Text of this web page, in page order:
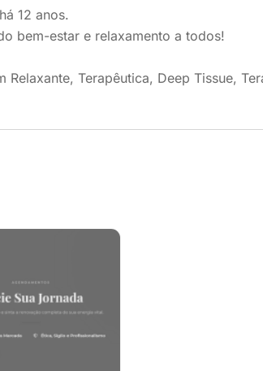
12 anos.
bem-estar e relaxamento a todos!
Relaxante, Terapêutica, Deep Tissue,